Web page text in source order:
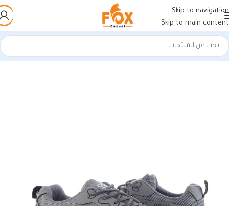
Skip to navigation
Skip to main content
الرئيسية/أحذية رجالي/كوتشي رجالي